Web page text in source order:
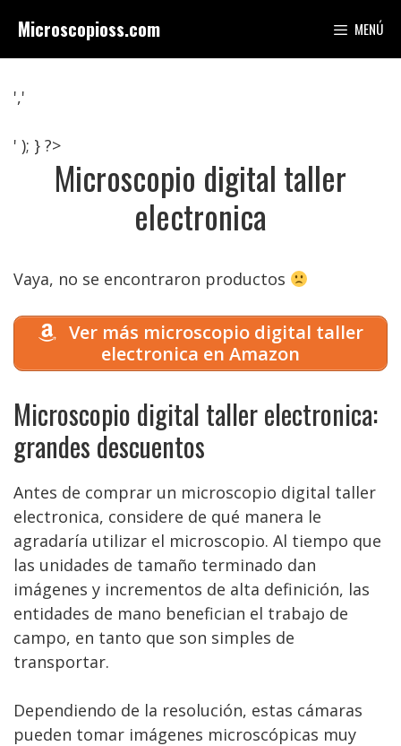
contenido
Microscopioss.com MENÚ
','
' ); } ?>
Microscopio digital taller
electronica
Vaya, no se encontraron productos
Ver más microscopio digital taller
electronica en Amazon
Microscopio digital taller electronica:
grandes descuentos
Antes de comprar un microscopio digital taller
electronica, considere de qué manera le
agradaría utilizar el microscopio. Al tiempo que
las unidades de tamaño terminado dan
imágenes y incrementos de alta definición, las
entidades de mano benefician el trabajo de
campo, en tanto que son simples de
transportar.
Dependiendo de la resolución, estas cámaras
pueden tomar imágenes microscópicas muy